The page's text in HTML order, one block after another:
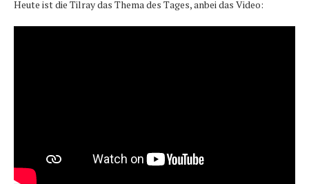
Heute ist die Tilray das Thema des Tages, anbei das Video: